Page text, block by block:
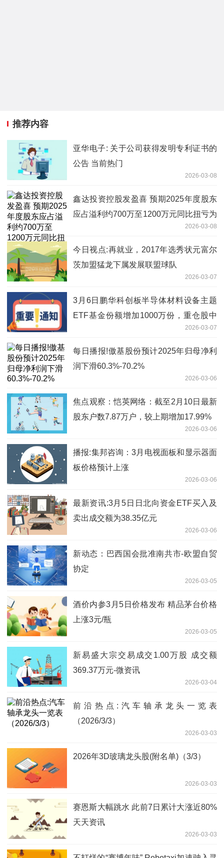
推荐内容
亚华电子: 关于公司获得发明专利证书的
公告 当前热门
2026-03-08
鑫达投资控股发盈喜 预期2025年度股东
应占溢利约700万至1200万元同比扭亏为
2026-03-08
今日视点:再就业，2017年选秀状元富尔
茨加盟猛龙下属发展联盟球队
2026-03-07
3月6日鹏华科创板半导体材料设备主题
ETF基金份额增加1000万份，重仓股中
2026-03-07
每日播报!傲基股份预计2025年归母净利
润下滑60.3%-70.2%
2026-03-06
焦点观察：恺英网络：截至2月10日最新
股东户数7.87万户，较上期增加17.99%
2026-03-06
播报:集邦咨询：3月电视面板和显示器面
板价格预计上涨
2026-03-06
最新资讯:3月5日日北向资金ETF买入及
卖出成交额为38.35亿元
2026-03-06
新动态：巴西国会批准南共市-欧盟自贸
协定
2026-03-05
酒价内参3月5日价格发布 精品茅台价格
上涨3元/瓶
2026-03-05
新易盛大宗交易成交1.00万股 成交额
369.37万元-微资讯
2026-03-04
前沿热点:汽车轴承龙头一览表
（2026/3/3）
2026-03-03
2026年3D玻璃龙头股(附名单)（3/3）
2026-03-03
赛恩斯大幅跳水 此前7日累计大涨近80%
天天资讯
2026-03-03